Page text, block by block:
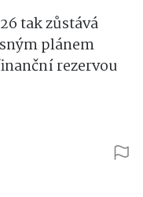
tak zůstává
plánem
rezervou